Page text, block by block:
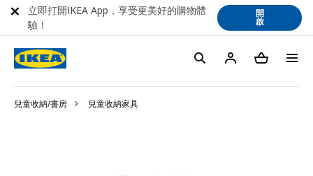
兒童收納/書房 兒童收納家具
立即打開IKEA App，享受更美好的購物體
驗！
開
啟